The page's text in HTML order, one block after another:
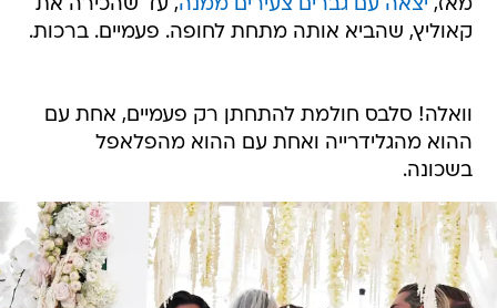
מאז, יצאה עם גברים צעירים ממנה, עד שהכירה את
קאוליץ, שהביא אותה מתחת לחופה. פעמיים. ברכות.
וואלה! סלבס חולמת להתחתן רק פעמיים, אחת עם
ההוא מהגלידרייה ואחת עם ההוא מהפלאפל
בשכונה.